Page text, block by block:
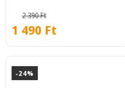
2 390Ft
1 490 Ft
-24%